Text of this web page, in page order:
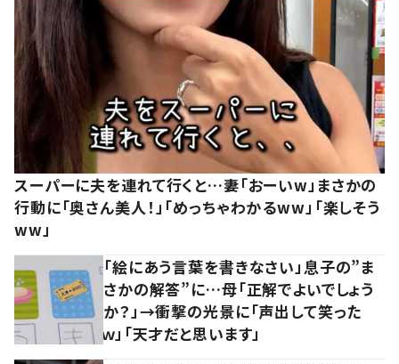
スーパーに夫を連れて行くと…妻「おーいw」まさかの
行動に「奥さん美人！」「めっちゃわかるww」「楽しそう
ww」
「絵にあう言葉を書きなさい」息子の”ま
さかの解答”に…母「正解でよいでしょう
か？」→衝撃の光景に「声出して笑った
ｗ」「天才だと思います」